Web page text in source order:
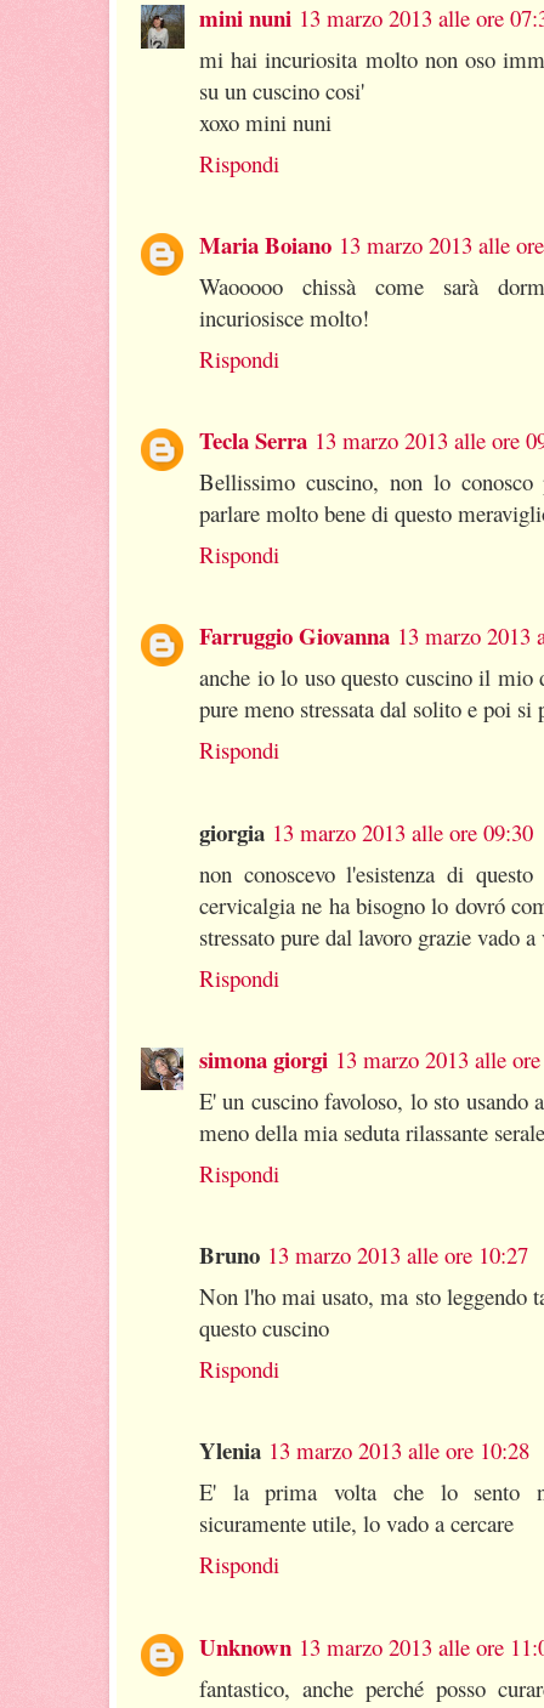
mini nuni 13 marzo 2013 alle ore
mi hai incuriosita molto non oso
su un cuscino cosi'
xoxo mini nuni
Rispondi
Maria Boiano 13 marzo 2013 alle
Waooooo chissà come sarà
incuriosisce molto!
Rispondi
Tecla Serra 13 marzo 2013 alle ore
Bellissimo cuscino, non lo conosco
parlare molto bene di questo
Rispondi
Farruggio Giovanna 13 marzo 2013
anche io lo uso questo cuscino il
pure meno stressata dal solito e poi
Rispondi
giorgia 13 marzo 2013 alle ore 09:30
non conoscevo l'esistenza di
cervicalgia ne ha bisogno lo dovró
stressato pure dal lavoro grazie vado
Rispondi
simona giorgi 13 marzo 2013 alle
E' un cuscino favoloso, lo sto usando
meno della mia seduta rilassante serale
Rispondi
Bruno 13 marzo 2013 alle ore 10:27
Non l'ho mai usato, ma sto leggendo
questo cuscino
Rispondi
Ylenia 13 marzo 2013 alle ore 10:28
E' la prima volta che lo sento
sicuramente utile, lo vado a cercare
Rispondi
Unknown 13 marzo 2013 alle ore
fantastico, anche perché posso